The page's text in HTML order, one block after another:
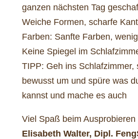
ganzen nächsten Tag
Weiche Formen, scharfe
Farben: Sanfte Farben,
Keine Spiegel im
TIPP: Geh ins Schlafzimmer,
bewusst um und spüre was
kannst und mache es auch
Viel Spaß beim Ausprobieren
Elisabeth Walter, Dipl.